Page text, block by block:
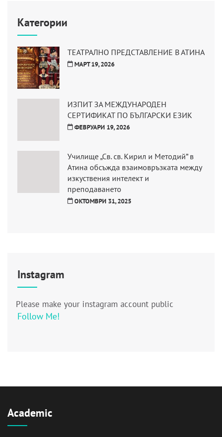
Категории
ТЕАТРАЛНО ПРЕДСТАВЛЕНИЕ В АТИНА
МАРТ 19, 2026
ИЗПИТ ЗА МЕЖДУНАРОДЕН
СЕРТИФИКАТ ПО БЪЛГАРСКИ ЕЗИК
ФЕВРУАРИ 19, 2026
Училище „Св. св. Кирил и Методий” в
Атина обсъжда взаимовръзката между
изкуствения интелект и
преподаването
ОКТОМВРИ 31, 2025
Instagram
Please make your instagram account public
Follow Me!
Academic